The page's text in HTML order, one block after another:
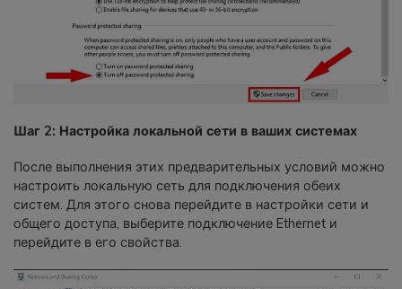
Шаг 2: Настройка локальной сети в ваших системах
После выполнения этих предварительных условий можно
настроить локальную сеть для подключения обеих
систем. Для этого снова перейдите в настройки сети и
общего доступа, выберите подключение Ethernet и
перейдите в его свойства.